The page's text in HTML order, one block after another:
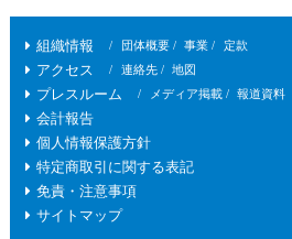
組織情報 団体概要 事業 定款
アクセス 連絡先 地図
プレスルーム メディア掲載 報道資料
会計報告
個人情報保護方針
特定商取引に関する表記
免責・注意事項
サイトマップ